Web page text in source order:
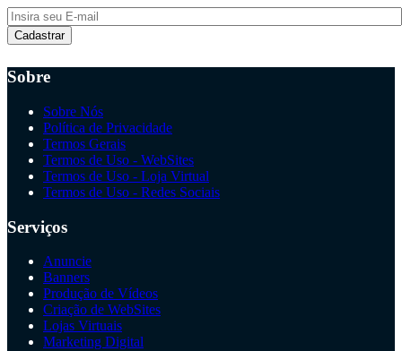
Cadastrar
Sobre
Sobre Nós
Política de Privacidade
Termos Gerais
Termos de Uso - WebSites
Termos de Uso - Loja Virtual
Termos de Uso - Redes Sociais
Serviços
Anuncie
Banners
Produção de Vídeos
Criação de WebSites
Lojas Virtuais
Marketing Digital